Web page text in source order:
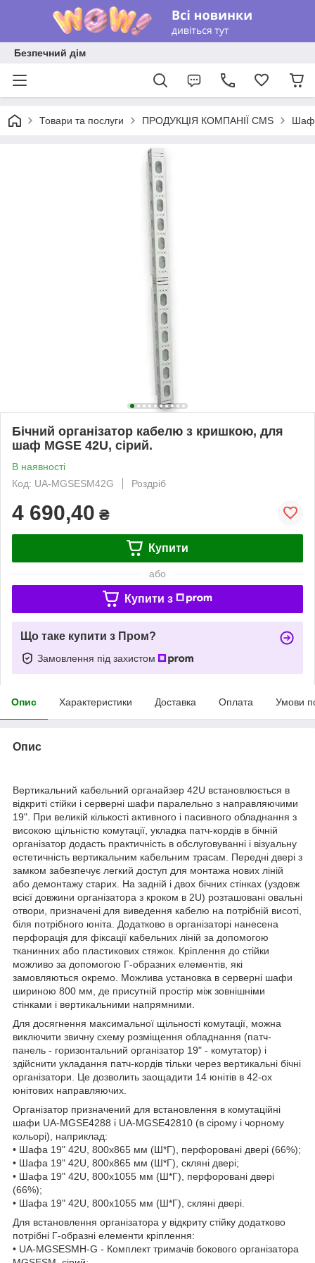
Безпечний дім
Товари та послуги ПРОДУКЦІЯ КОМПАНІЇ CMS
Бічний організатор кабелю з кришкою, для
шаф MGSE 42U, сірий.
В наявності
Код: UA-MGSESM42G
Роздріб
4 690,40 ₴
Купити
або
Купити з
Що таке купити з Пром?
Замовлення під захистом
Опис Характеристики Доставка Оплата Умови
Опис
Вертикальний кабельний органайзер 42U встановлюється в
відкриті стійки і серверні шафи паралельно з направляючими
19". При великій кількості активного і пасивного обладнання з
високою щільністю комутації, укладка патч-кордів в бічній
організатор додасть практичність в обслуговуванні і візуальну
естетичність вертикальним кабельним трасам. Передні двері з
замком забезпечує легкий доступ для монтажа нових ліній
або демонтажу старих. На задній і двох бічних стінках (уздовж
всієї довжини організатора з кроком в 2U) розташовані овальні
отвори, призначені для виведення кабелю на потрібній висоті,
біля потрібного юніта. Додатково в організаторі нанесена
перфорація для фіксації кабельних ліній за допомогою
тканинних або пластикових стяжок. Кріплення до стійки
можливо за допомогою Г-образних елементів, які
замовляються окремо. Можлива установка в серверні шафи
шириною 800 мм, де присутній простір між зовнішніми
стінками і вертикальними напрямними.
Для досягнення максимальної щільності комутації, можна
виключити звичну схему розміщення обладнання (патч-
панель - горизонтальний організатор 19" - комутатор) і
здійснити укладання патч-кордів тільки через вертикальні бічні
організатори. Це дозволить заощадити 14 юнітів в 42-ох
юнітових направляючих.
Організатор призначений для встановлення в комутаційні
шафи UA-MGSE4288 і UA-MGSE42810 (в сірому і чорному
кольорі), наприклад:
• Шафа 19" 42U, 800х865 мм (Ш*Г), перфоровані двері (66%);
• Шафа 19" 42U, 800х865 мм (Ш*Г), скляні двері;
• Шафа 19" 42U, 800х1055 мм (Ш*Г), перфоровані двері
(66%);
• Шафа 19" 42U, 800х1055 мм (Ш*Г), скляні двері.
Для встановлення організатора у відкриту стійку додатково
потрібні Г-образні елементи кріплення:
• UA-MGSESMH-G - Комплект тримачів бокового організатора